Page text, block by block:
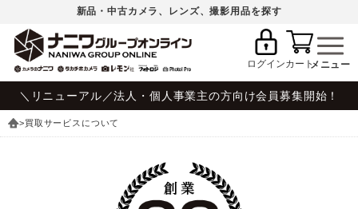
新品・中古カメラ、レンズ、撮影用品を探す
ログインカート
＼リニューアル／法人・個人事業主の方向け会員募集開始！
>買取サービスについて